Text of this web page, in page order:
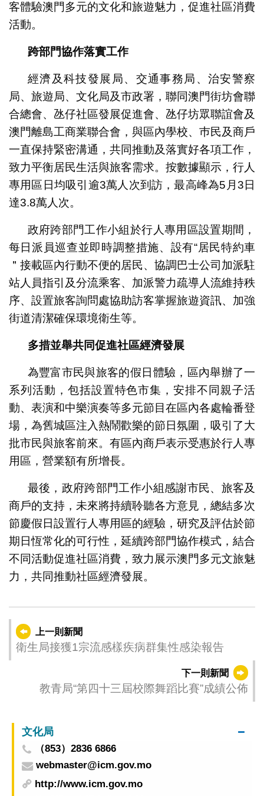
客體驗澳門多元的文化和旅遊魅力，促進社區消費
活動。
跨部門協作落實工作
經濟及科技發展局、交通事務局、治安警察
局、旅遊局、文化局及市政署，聯同澳門街坊會聯
合總會、氹仔社區發展促進會、氹仔坊眾聯誼會及
澳門離島工商業聯合會，與區內學校、巿民及商戶
一直保持緊密溝通，共同推動及落實好各項工作，
致力平衡居民生活與旅客需求。按數據顯示，行人
專用區日均吸引逾3萬人次到訪，最高峰為5月3日
達3.8萬人次。
政府跨部門工作小組於行人專用區設置期間，
每日派員巡查並即時調整措施、設有“居民特約車
＂接載區內行動不便的居民、協調巴士公司加派駐
站人員指引及分流乘客、加派警力疏導人流維持秩
序、設置旅客詢問處協助訪客掌握旅遊資訊、加強
街道清潔確保環境衛生等。
多措並舉共同促進社區經濟發展
為豐富市民與旅客的假日體驗，區內舉辦了一
系列活動，包括設置特色市集，安排不同親子活
動、表演和中樂演奏等多元節目在區內各處輪番登
場，為舊城區注入熱鬧歡樂的節日氛圍，吸引了大
批市民與旅客前來。有區內商戶表示受惠於行人專
用區，營業額有所增長。
最後，政府跨部門工作小組感謝市民、旅客及
商戶的支持，未來將持續聆聽各方意見，總結多次
節慶假日設置行人專用區的經驗，研究及評估於節
期日恆常化的可行性，延續跨部門協作模式，結合
不同活動促進社區消費，致力展示澳門多元文旅魅
力，共同推動社區經濟發展。
上一則新聞
衛生局接獲1宗流感樣疾病群集性感染報告
下一則新聞
教青局“第四十三屆校際舞蹈比賽”成績公佈
文化局
（853）2836 6866
webmaster@icm.gov.mo
http://www.icm.gov.mo